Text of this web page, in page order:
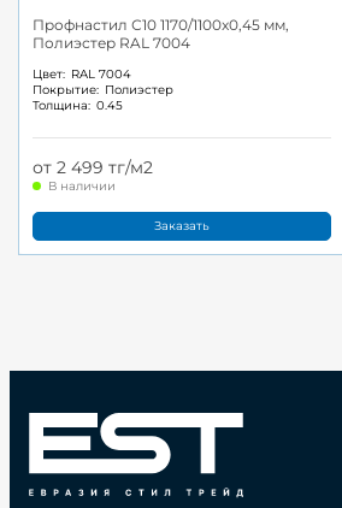
Профнастил С10 1170/1100x0,45 мм,
Полиэстер RAL 7004
Цвет: RAL 7004
Покрытие: Полиэстер
Толщина: 0.45
от 2 499 тг/м2
В наличии
Заказать